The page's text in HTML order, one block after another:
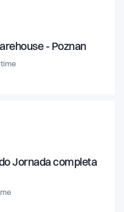
- Poznan
time
Jornada completa